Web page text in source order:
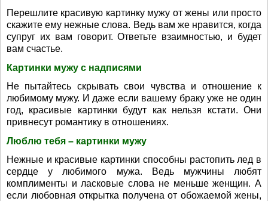
Перешлите красивую картинку мужу от жены или просто
скажите ему нежные слова. Ведь вам же нравится, когда
супруг их вам говорит. Ответьте взаимностью, и будет
вам счастье.
Картинки мужу с надписями
Не пытайтесь скрывать свои чувства и отношение к
любимому мужу. И даже если вашему браку уже не один
год, красивые картинки будут как нельзя кстати. Они
привнесут романтику в отношениях.
Люблю тебя – картинки мужу
Нежные и красивые картинки способны растопить лед в
сердце у любимого мужа. Ведь мужчины любят
комплименты и ласковые слова не меньше женщин. А
если любовная открытка получена от обожаемой жены,